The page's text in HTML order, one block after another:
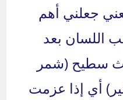
جعلني أهم
اللسان بعد
سطيح (شمر
أي إذا عزمت